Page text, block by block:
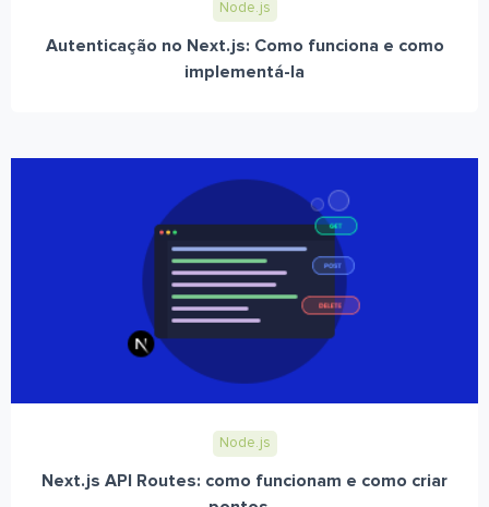
Node.js
Autenticação no Next.js: Como funciona e como
implementá-la
Node.js
Next.js API Routes: como funcionam e como criar